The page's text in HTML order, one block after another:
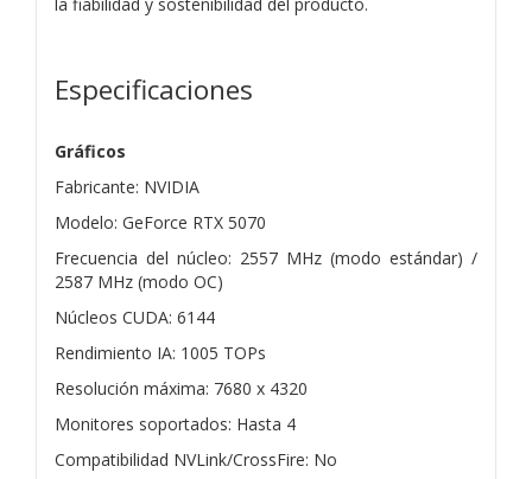
Especificaciones
Gráficos
Fabricante: NVIDIA
Modelo: GeForce RTX 5070
Frecuencia del núcleo: 2557 MHz (modo estándar) /
2587 MHz (modo OC)
Núcleos CUDA: 6144
Rendimiento IA: 1005 TOPs
Resolución máxima: 7680 x 4320
Monitores soportados: Hasta 4
Compatibilidad NVLink/CrossFire: No